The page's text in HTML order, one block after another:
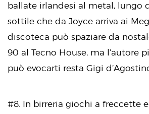
ballate irlandesi al metal, lungo
sottile che da Joyce arriva ai
discoteca può spaziare da
90 al Tecno House, ma l’autore
può evocarti resta Gigi
#8. In birreria giochi a freccette